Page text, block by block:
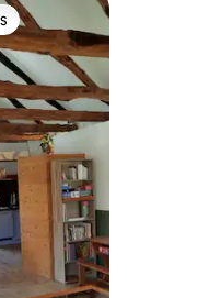
: 4,95 sur 5
plus appréciés